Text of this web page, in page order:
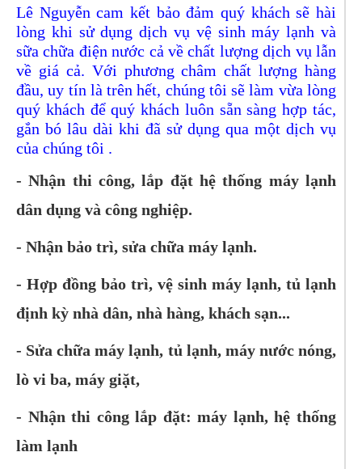
Lê Nguyễn cam kết bảo đảm quý khách sẽ hài
lòng khi sử dụng dịch vụ vệ sinh máy lạnh và
sữa chữa điện nước cả về chất lượng dịch vụ lẫn
về giá cả. Với phương châm chất lượng hàng
đầu, uy tín là trên hết, chúng tôi sẽ làm vừa lòng
quý khách để quý khách luôn sẵn sàng hợp tác,
gắn bó lâu dài khi đã sử dụng qua một dịch vụ
của chúng tôi .
- Nhận thi công, lắp đặt hệ thống máy lạnh
dân dụng và công nghiệp.
- Nhận bảo trì, sửa chữa máy lạnh.
- Hợp đồng bảo trì, vệ sinh máy lạnh, tủ lạnh
định kỳ nhà dân, nhà hàng, khách sạn...
- Sửa chữa máy lạnh, tủ lạnh, máy nước nóng,
lò vi ba, máy giặt,
- Nhận thi công lắp đặt: máy lạnh, hệ thống
làm lạnh